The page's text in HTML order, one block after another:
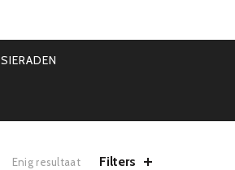
SIERADEN
Enig resultaat Filters